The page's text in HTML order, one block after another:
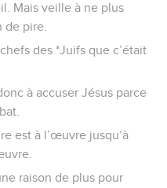
Mais veille à ne plus
de pire.
des *Juifs que c’était
à accuser Jésus parce
est à l’œuvre jusqu’à
raison de plus pour